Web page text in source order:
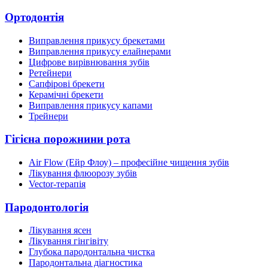
Ортодонтія
Виправлення прикусу брекетами
Виправлення прикусу елайнерами
Цифрове вирівнювання зубів
Ретейнери
Сапфірові брекети
Керамічні брекети
Виправлення прикусу капами
Трейнери
Гігієна порожнини рота
Air Flow (Ейр Флоу) – професійне чищення зубів
Лікування флюорозу зубів
Vector-терапія
Пародонтологія
Лікування ясен
Лікування гінгівіту
Глубока пародонтальна чистка
Пародонтальна діагностика